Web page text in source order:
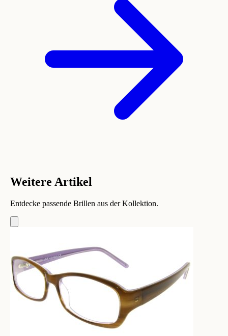
Weitere Artikel
Entdecke passende Brillen aus der Kollektion.